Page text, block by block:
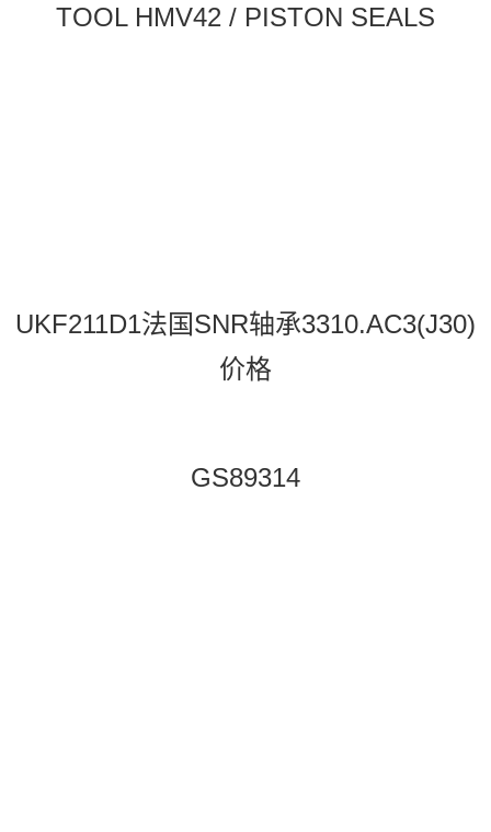
TOOL HMV42 / PISTON SEALS
UKF211D1法国SNR轴承3310.AC3(J30)
价格
GS89314